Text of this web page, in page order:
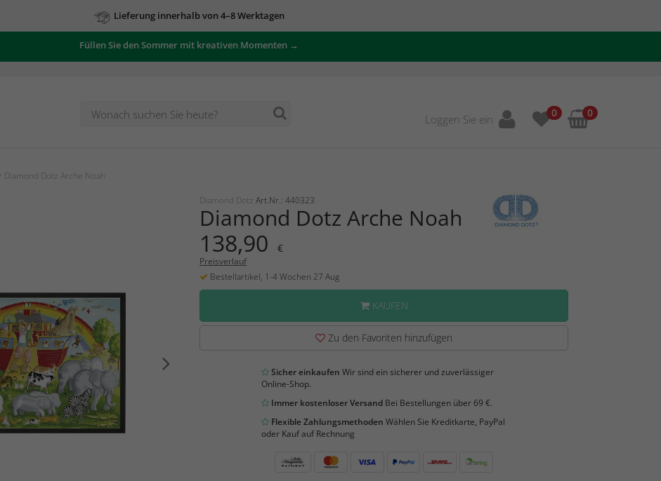
Lieferung innerhalb von 4–8 Werktagen
Füllen Sie den Sommer mit kreativen Momenten →
Loggen Sie ein 0 0
> Diamond Dotz Arche Noah
Diamond Dotz Art.Nr.: 440323
Diamond Dotz Arche Noah
138,90 €
Preisverlauf
Bestellartikel, 1-4 Wochen 27 Aug
KAUFEN
Zu den Favoriten hinzufügen
Sicher einkaufen Wir sind ein sicherer und zuverlässiger
Online-Shop.
Immer kostenloser VersandBei Bestellungen über 69 €.
Flexible Zahlungsmethoden Wählen Sie Kreditkarte, PayPal
oder Kauf auf Rechnung